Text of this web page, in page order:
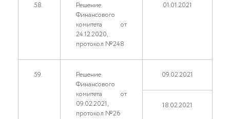
58.
Решение
Финансового
комитета от
24.12.2020,
протокол №248
01.01.2021
59.
Решение
Финансового
комитета от
09.02.2021,
протокол №26
09.02.2021
18.02.2021